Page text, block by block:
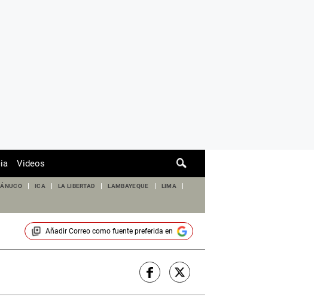
de
Videos
ICA LA LIBERTAD LAMBAYEQUE LIMA
Añadir Correocomo fuente preferida en